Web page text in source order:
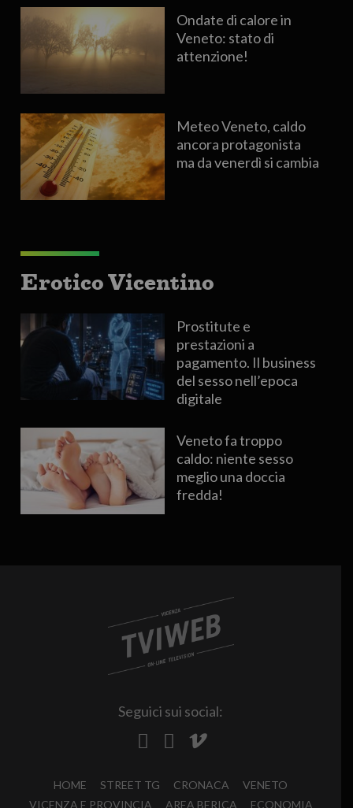
Ondate di calore in
Veneto: stato di
attenzione!
Meteo Veneto, caldo
ancora protagonista
ma da venerdì si cambia
Erotico Vicentino
Prostitute e
prestazioni a
pagamento. Il business
del sesso nell’epoca
digitale
Veneto fa troppo
caldo: niente sesso
meglio una doccia
fredda!
Seguici sui social:
HOME STREET TG CRONACA
VENETO
VICENZA E PROVINCIA
AREA BERICA ECONOMIA